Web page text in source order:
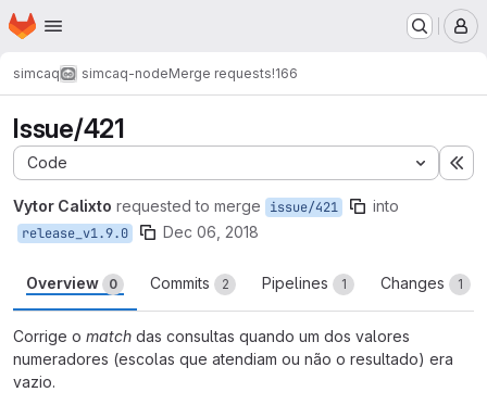
Skip to main content
Homepage
simcaq simcaq-nodeMerge requests!166
Issue/421
Code
Vytor Calixto requested to merge issue/421 into
release_v1.9.0 Dec 06, 2018
Overview 0 Commits 2 Pipelines 1 Changes 1
Corrige o match das consultas quando um dos valores
numeradores (escolas que atendiam ou não o resultado) era
vazio.